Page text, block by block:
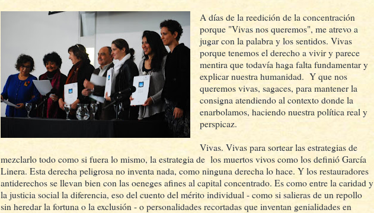
A días de la reedición de la concentración
porque "Vivas nos queremos", me atrevo a
jugar con la palabra y los sentidos. Vivas
porque tenemos el derecho a vivir y parece
mentira que todavía haga falta fundamentar y
explicar nuestra humanidad. Y que nos
queremos vivas, sagaces, para mantener la
consigna atendiendo al contexto donde la
enarbolamos, haciendo nuestra política real y
perspicaz.
Vivas. Vivas para sortear las estrategias de
mezclarlo todo como si fuera lo mismo, la estrategia de los muertos vivos como los definió García
Linera. Esta derecha peligrosa no inventa nada, como ninguna derecha lo hace. Y los restauradores
antiderechos se llevan bien con las oeneges afines al capital concentrado. Es como entre la caridad y
la justicia social la diferencia, eso del cuento del mérito individual - como si salieras de un repollo
sin heredar la fortuna o la exclusión - o personalidades recortadas que inventan genialidades en